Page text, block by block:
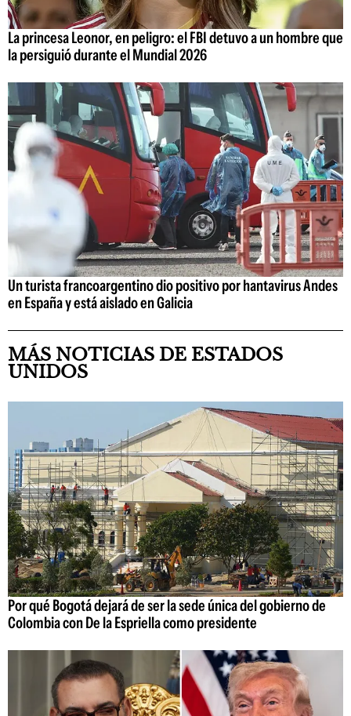
La princesa Leonor, en peligro: el FBI detuvo a un hombre que
la persiguió durante el Mundial 2026
Un turista francoargentino dio positivo por hantavirus Andes
en España y está aislado en Galicia
MÁS NOTICIAS DE ESTADOS
UNIDOS
Por qué Bogotá dejará de ser la sede única del gobierno de
Colombia con De la Espriella como presidente